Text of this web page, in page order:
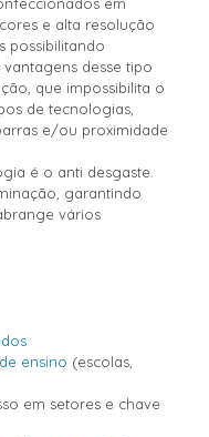
em
e alta resolução
possibilitando
vantagens desse tipo
que impossibilita o
de tecnologias,
e/ou proximidade
é o anti desgaste.
garantindo
vários
ensino (escolas,
em setores e chave